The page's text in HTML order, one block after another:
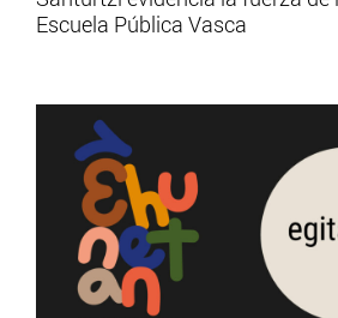
Escuela Pública Vasca